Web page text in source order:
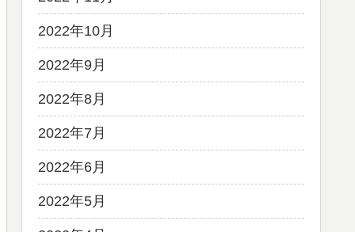
2022年10月
2022年9月
2022年8月
2022年7月
2022年6月
2022年5月